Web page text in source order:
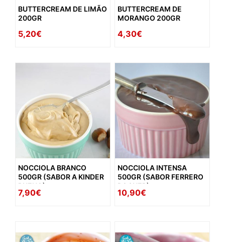
BUTTERCREAM DE LIMÃO
200GR
5,20€
BUTTERCREAM DE
MORANGO 200GR
4,30€
NOCCIOLA BRANCO
500GR (SABOR A KINDER
BUENO)
7,90€
NOCCIOLA INTENSA
500GR (SABOR FERRERO
ROCHER)
10,90€